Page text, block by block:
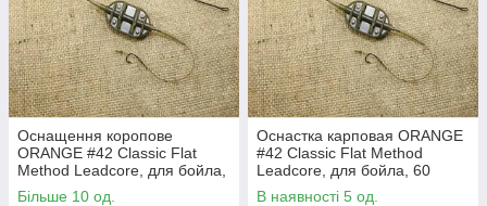
Оснащення коропове
ORANGE #42 Classic Flat
Method Leadcore, для бойла,
50 гр.,MF4250
Більше 10 од.
Оснастка карповая ORANGE
#42 Classic Flat Method
Leadcore, для бойла, 60
гр.,MF4260
В наявності 5 од.